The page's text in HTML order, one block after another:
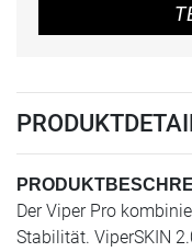
Der Viper Pro
Stabilität. ViperSKIN